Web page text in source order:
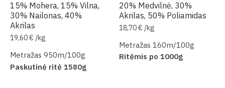
15% Mohera, 15% Vilna,
30% Nailonas, 40%
Akrilas
19,60€ /kg
Metražas 950m/100g
Paskutinė ritė 1580g
20% Medvilnė, 30%
Akrilas, 50% Poliamidas
18,70€ /kg
Metražas 160m/100g
Ritėmis po 1000g